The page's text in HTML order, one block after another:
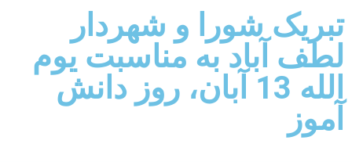
تبریک شورا و شهردار
لطف آباد به مناسبت یوم
الله 13 آبان، روز دانش
آموز